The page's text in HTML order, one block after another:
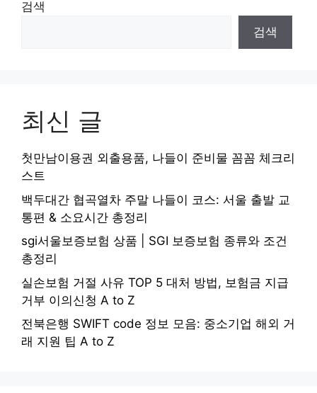
검색
검색
최신 글
첫만남이용권 외출용품, 나들이 준비물 꼼꼼 체크리
스트
백두대간 협곡열차 주말 나들이 코스: 서울 출발 교
통편 & 소요시간 총정리
sgi서울보증보험 상품 | SGI 보증보험 종류와 조건
총정리
실손보험 거절 사유 TOP 5 대처 방법, 보험금 지급
거부 이의신청 A to Z
전북은행 SWIFT code 정보 모음: 중소기업 해외 거
래 지원 팁 A to Z